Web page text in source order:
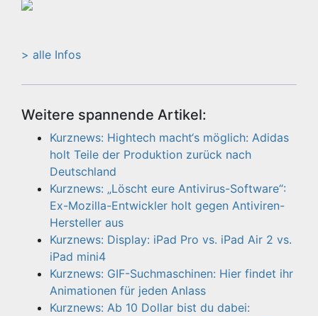
> alle Infos
Weitere spannende Artikel:
Kurznews: Hightech macht‘s möglich: Adidas
holt Teile der Produktion zurück nach
Deutschland
Kurznews: „Löscht eure Antivirus-Software“:
Ex-Mozilla-Entwickler holt gegen Antiviren-
Hersteller aus
Kurznews: Display: iPad Pro vs. iPad Air 2 vs.
iPad mini4
Kurznews: GIF-Suchmaschinen: Hier findet ihr
Animationen für jeden Anlass
Kurznews: Ab 10 Dollar bist du dabei: